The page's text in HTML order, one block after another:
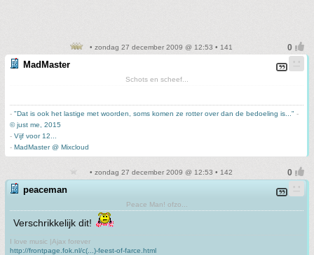
• zondag 27 december 2009 @ 12:53 • 141
MadMaster
Schots en scheef...
- "Dat is ook het lastige met woorden, soms komen ze rotter over dan de bedoeling is..." -
© just me, 2015
- Vijf voor 12...
- MadMaster @ Mixcloud
• zondag 27 december 2009 @ 12:53 • 142
peaceman
Peace Man! ofzo...
Verschrikkelijk dit!
I love music |Ajax forever
http://frontpage.fok.nl/c(...)-feest-of-farce.html